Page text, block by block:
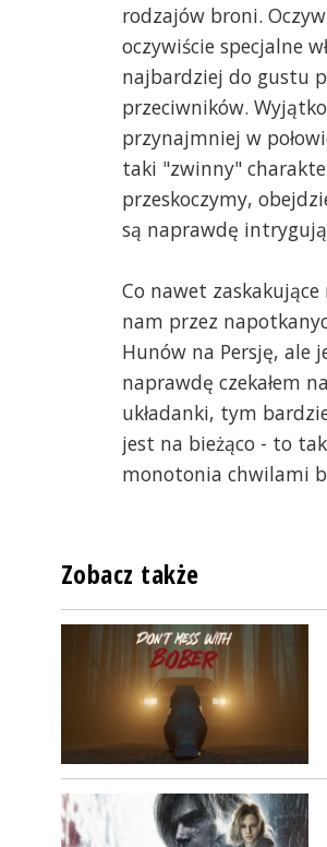
rodzajów broni.
oczywiście specjalne
najbardziej do gustu
przeciwników.
przynajmniej w
taki "zwinny"
przeskoczymy,
są naprawdę
Co nawet
nam przez
Hunów na Persję, ale
naprawdę czekałem
układanki, tym
jest na bieżąco - to
monotonia chwilami
Zobacz także